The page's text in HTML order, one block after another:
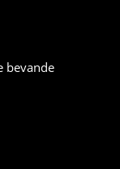
bevande